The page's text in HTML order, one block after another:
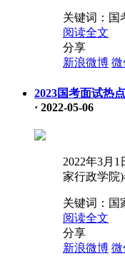
关键词： 国
阅读全文
分享
新浪微博 微
2023国考面试热
· 2022-05-06
2022年3月
家行政学院
关键词： 国
阅读全文
分享
新浪微博 微